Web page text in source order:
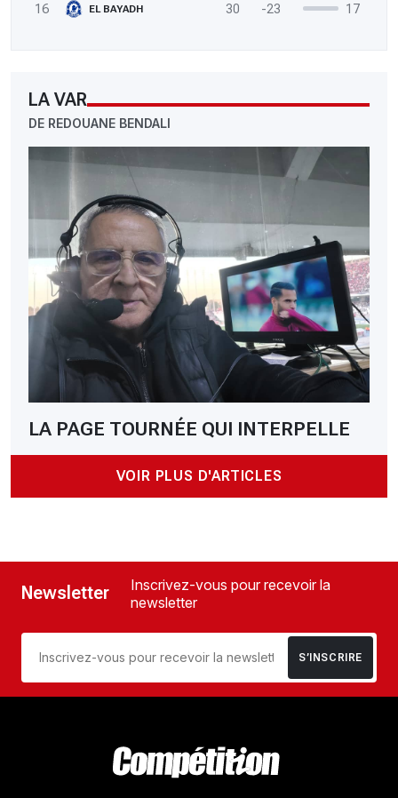
16
EL BAYADH 30 -23 17
LA VAR
DE REDOUANE BENDALI
LA PAGE TOURNÉE QUI INTERPELLE
VOIR PLUS D'ARTICLES
Newsletter
Inscrivez-vous pour recevoir la
newsletter
S’INSCRIRE